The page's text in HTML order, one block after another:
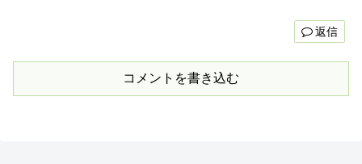
返信
コメントを書き込む